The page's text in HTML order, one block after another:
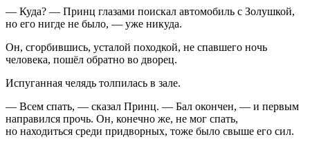
— Куда? — Принц глазами поискал автомобиль с Золушкой,
но его нигде не было, — уже никуда.
Он, сгорбившись, усталой походкой, не спавшего ночь
человека, пошёл обратно во дворец.
Испуганная челядь толпилась в зале.
— Всем спать, — сказал Принц. — Бал окончен, — и первым
направился прочь. Он, конечно же, не мог спать,
но находиться среди придворных, тоже было свыше его сил.